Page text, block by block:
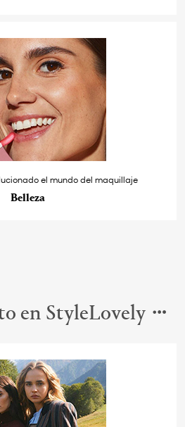
el mundo del maquillaje
Belleza
en StyleLovely